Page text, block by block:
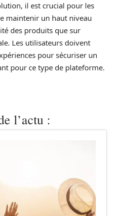
il est crucial pour les
maintenir un haut niveau
des produits que sur
Les utilisateurs doivent
pour sécuriser un
pour ce type de plateforme.
l’actu :